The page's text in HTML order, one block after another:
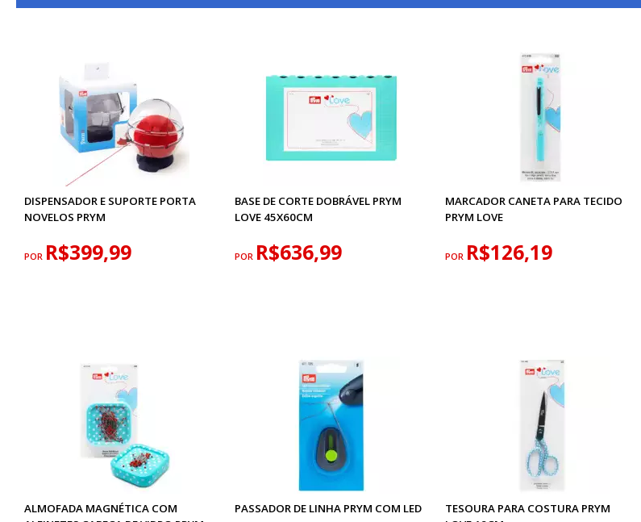
DISPENSADOR E SUPORTE PORTA
NOVELOS PRYM
POR R$399,99
BASE DE CORTE DOBRÁVEL PRYM
LOVE 45X60CM
POR R$636,99
MARCADOR CANETA PARA TECIDO
PRYM LOVE
POR R$126,19
ALMOFADA MAGNÉTICA COM
PASSADOR DE LINHA PRYM COM LED
TESOURA PARA COSTURA PRYM